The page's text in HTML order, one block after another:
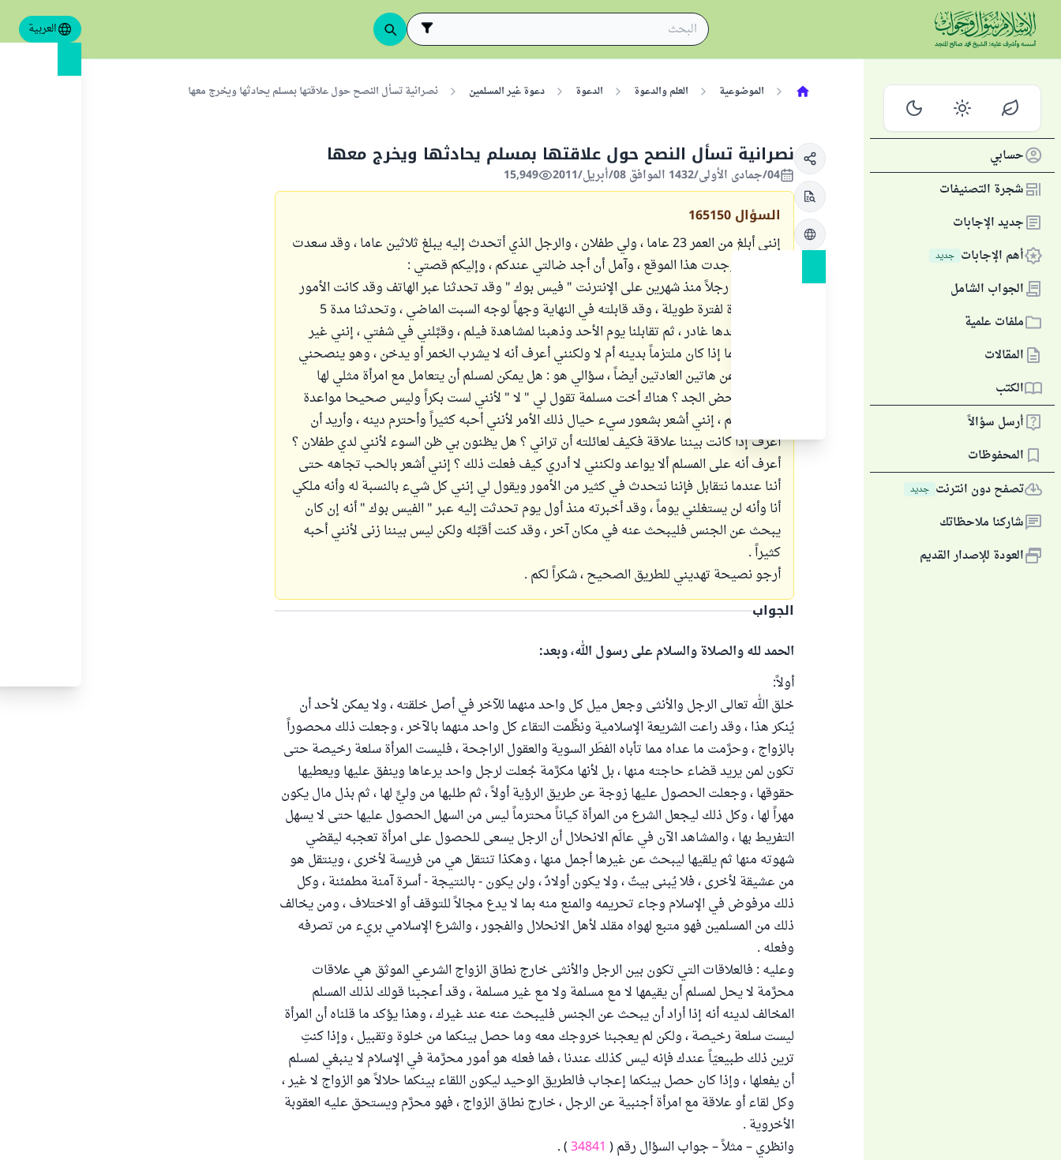
العربية
حسابي
شجرة التصنيفات
جديد الإجابات
أهم الإجابات جديد
الجواب الشامل
ملفات علمية
المقالات
الكتب
أرسل سؤالاً
المحفوظات
تصفح دون انترنت جديد
شاركنا ملاحظاتك
العودة للإصدار القديم
الموضوعية العلم والدعوة الدعوة دعوة غير المسلمين نصرانية تسأل النصح حول علاقتها بمسلم يحادثها ويخرج معها
نصرانية تسأل النصح حول علاقتها بمسلم يحادثها ويخرج معها
04/جمادى الأولى/1432 الموافق 08/أبريل/2011 15,949
السؤال 165150
إنني أبلغ من العمر 23 عاما ، ولي طفلان ، والرجل الذي أتحدث إليه يبلغ ثلاثين عاما ، وقد سعدت
كثيراً أن وجدت هذا الموقع ، وآمل أن أجد ضالتي عندكم ، وإليكم قصتي :
لقد قابلتُ رجلاً منذ شهرين على الإنترنت " فيس بوك " وقد تحدثنا عبر الهاتف وقد كانت الأمور
بيننا جيدة لفترة طويلة ، وقد قابلته في النهاية وجهاً لوجه السبت الماضي ، وتحدثنا مدة 5
دقائق وبعدها غادر ، ثم تقابلنا يوم الأحد وذهبنا لمشاهدة فيلم ، وقبَّلني في شفتي ، إنني غير
متأكدة مما إذا كان ملتزماً بدينه أم لا ولكنني أعرف أنه لا يشرب الخمر أو يدخن ، وهو ينصحني
بالابتعاد عن هاتين العادتين أيضاً ، سؤالي هو : هل يمكن لمسلم أن يتعامل مع امرأة مثلي لها
طفلان بمحض الجد ؟ هناك أخت مسلمة تقول لي " لا " لأنني لست بكراً وليس صحيحا مواعدة
شاب مسلم ، إنني أشعر بشعور سيء حيال ذلك الأمر لأنني أحبه كثيراً وأحترم دينه ، وأريد أن
أعرف إذا كانت بيننا علاقة فكيف لعائلته أن تراني ؟ هل يظنون بي ظن السوء لأنني لدي طفلان ؟
أعرف أنه على المسلم ألا يواعد ولكنني لا أدري كيف فعلت ذلك ؟ إنني أشعر بالحب تجاهه حتى
أننا عندما نتقابل فإننا نتحدث في كثير من الأمور ويقول لي إنني كل شيء بالنسبة له وأنه ملكي
أنا وأنه لن يستغلني يوماً ، وقد أخبرته منذ أول يوم تحدثت إليه عبر " الفيس بوك " أنه إن كان
يبحث عن الجنس فليبحث عنه في مكان آخر ، وقد كنت أقبِّله ولكن ليس بيننا زنى لأنني أحبه
كثيراً .
أرجو نصيحة تهديني للطريق الصحيح ، شكراً لكم .
الجواب
الحمد لله والصلاة والسلام على رسول الله، وبعد:
أولاً:
خلق الله تعالى الرجل والأنثى وجعل ميل كل واحد منهما للآخر في أصل خلقته ، ولا يمكن لأحد أن
يُنكر هذا ، وقد راعت الشريعة الإسلامية ونظَّمت التقاء كل واحد منهما بالآخر ، وجعلت ذلك محصوراً
بالزواج ، وحرَّمت ما عداه مما تأباه الفطَر السوية والعقول الراجحة ، فليست المرأة سلعة رخيصة حتى
تكون لمن يريد قضاء حاجته منها ، بل لأنها مكرَّمة جُعلت لرجل واحد يرعاها وينفق عليها ويعطيها
حقوقها ، وجعلت الحصول عليها زوجة عن طريق الرؤية أولاً ، ثم طلبها من وليٍّ لها ، ثم بذل مال يكون
مهراً لها ، وكل ذلك ليجعل الشرع من المرأة كياناً محترماً ليس من السهل الحصول عليها حتى لا يسهل
التفريط بها ، والمشاهد الآن في عالَم الانحلال أن الرجل يسعى للحصول على امرأة تعجبه ليقضي
شهوته منها ثم يلقيها ليبحث عن غيرها أجمل منها ، وهكذا تنتقل هي من فريسة لأخرى ، وينتقل هو
من عشيقة لأخرى ، فلا يُبنى بيتٌ ، ولا يكون أولادٌ ، ولن يكون - بالنتيجة - أسرة آمنة مطمئنة ، وكل
ذلك مرفوض في الإسلام وجاء تحريمه والمنع منه بما لا يدع مجالاً للتوقف أو الاختلاف ، ومن يخالف
ذلك من المسلمين فهو متبع لهواه مقلد لأهل الانحلال والفجور ، والشرع الإسلامي بريء من تصرفه
وفعله .
وعليه : فالعلاقات التي تكون بين الرجل والأنثى خارج نطاق الزواج الشرعي الموثق هي علاقات
محرَّمة لا يحل لمسلم أن يقيمها لا مع مسلمة ولا مع غير مسلمة ، وقد أعجبنا قولك لذلك المسلم
المخالف لدينه أنه إذا أراد أن يبحث عن الجنس فليبحث عنه عند غيرك ، وهذا يؤكد ما قلناه أن المرأة
ليست سلعة رخيصة ، ولكن لم يعجبنا خروجك معه وما حصل بينكما من خلوة وتقبيل ، وإذا كنتِ
ترين ذلك طبيعيّاً عندك فإنه ليس كذلك عندنا ، فما فعله هو أمور محرَّمة في الإسلام لا ينبغي لمسلم
أن يفعلها ، وإذا كان حصل بينكما إعجاب فالطريق الوحيد ليكون اللقاء بينكما حلالاً هو الزواج لا غير ،
وكل لقاء أو علاقة مع امرأة أجنبية عن الرجل ، خارج نطاق الزواج ، فهو محرَّم ويستحق عليه العقوبة
الأخروية .
وانظري – مثلاً – جواب السؤال رقم ( 34841
) .